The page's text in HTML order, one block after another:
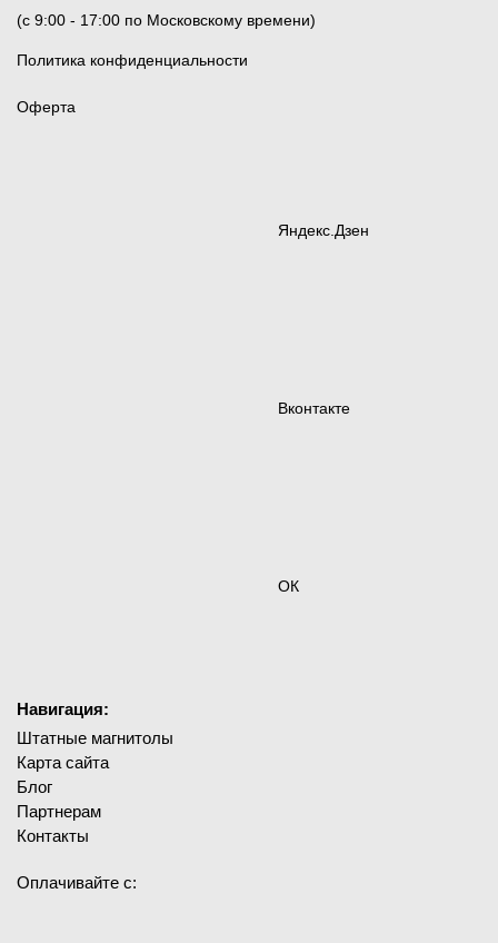
(c 9:00 - 17:00 по Московскому времени)
Политика конфиденциальности
Оферта
Яндекс.Дзен
Вконтакте
ОК
Навигация:
Штатные магнитолы
Карта сайта
Блог
Партнерам
Контакты
Оплачивайте с: